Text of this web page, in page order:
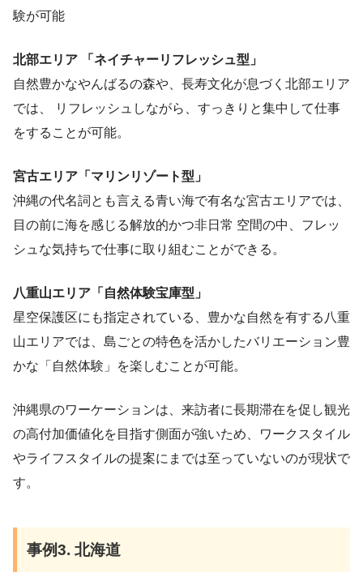
験が可能
北部エリア 「ネイチャーリフレッシュ型」
自然豊かなやんばるの森や、長寿文化が息づく北部エリア
では、 リフレッシュしながら、すっきりと集中して仕事
をすることが可能。
宮古エリア「マリンリゾート型」
沖縄の代名詞とも言える青い海で有名な宮古エリアでは、
目の前に海を感じる解放的かつ非日常 空間の中、フレッ
シュな気持ちで仕事に取り組むことができる。
八重山エリア「自然体験宝庫型」
星空保護区にも指定されている、豊かな自然を有する八重
山エリアでは、島ごとの特色を活かしたバリエーション豊
かな「自然体験」を楽しむことが可能。
沖縄県のワーケーションは、来訪者に長期滞在を促し観光
の高付加価値化を目指す側面が強いため、ワークスタイル
やライフスタイルの提案にまでは至っていないのが現状で
す。
事例3. 北海道